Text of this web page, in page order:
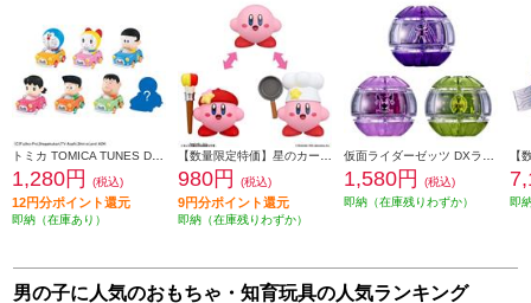
1,280円 (税込)
12円分ポイント還元
即納（在庫あり）
980円 (税込)
9円分ポイント還元
即納（在庫残りわずか）
1,580円
(税込)
即納（在庫残りわずか）
即
男の子に人気のおもちゃ・知育玩具の人気ランキング